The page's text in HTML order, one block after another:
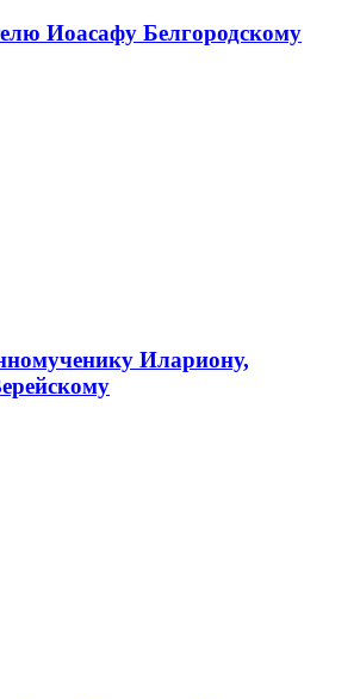
Иоасафу Белгородскому
Илариону,